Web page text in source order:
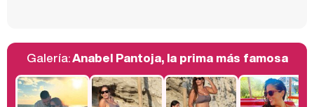
Belén Esteban: "Estoy emocionada, muy contenta y muy feliz por llegar a RTVE"
Galería:Anabel Pantoja, la prima más famosa